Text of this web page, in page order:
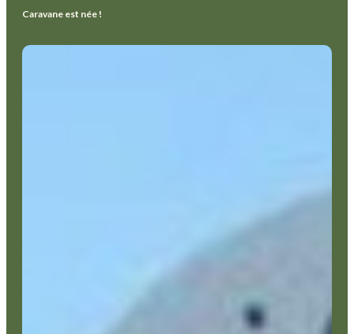
Caravane est née !